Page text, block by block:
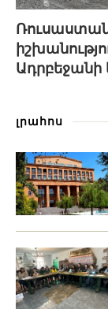
Ադրբեջանի
լրահոս